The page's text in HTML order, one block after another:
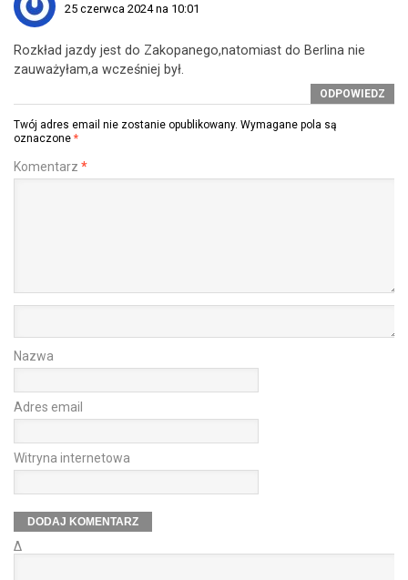
25 czerwca 2024 na 10:01
Rozkład jazdy jest do Zakopanego,natomiast do Berlina nie
zauważyłam,a wcześniej był.
ODPOWIEDZ
Twój adres email nie zostanie opublikowany. Wymagane pola są
oznaczone *
Komentarz *
Nazwa
Adres email
Witryna internetowa
Δ